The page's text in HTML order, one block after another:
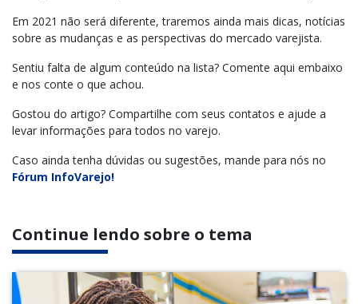
Em 2021 não será diferente, traremos ainda mais dicas, notícias
sobre as mudanças e as perspectivas do mercado varejista.
Sentiu falta de algum conteúdo na lista? Comente aqui embaixo
e nos conte o que achou.
Gostou do artigo? Compartilhe com seus contatos e ajude a
levar informações para todos no varejo.
Caso ainda tenha dúvidas ou sugestões, mande para nós no
Fórum InfoVarejo!
Continue lendo sobre o tema